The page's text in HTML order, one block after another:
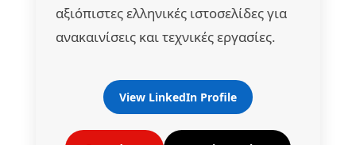
αξιόπιστες ελληνικές ιστοσελίδες για
ανακαινίσεις και τεχνικές εργασίες.
View LinkedIn Profile